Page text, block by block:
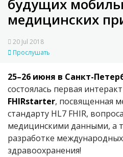
будущих
медицинских
20 Jul 2018
Прослушать
25–26 июня в Санкт-
состоялась первая
FHIRstarter, посвященная
стандарту HL7 FHIR,
медицинскими данными, а
разработке
здравоохранения!